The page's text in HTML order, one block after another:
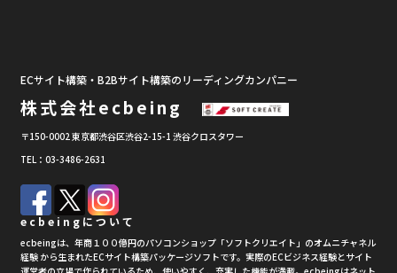
ECサイト構築・B2Bサイト構築のリーディングカンパニー
株式会社ecbeing
〒150-0002 東京都渋谷区渋谷2-15-1 渋谷クロスタワー
TEL：03-3486-2631
ecbeingについて
ecbeingは、年商１００億円のパソコンショップ「ソフトクリエイト」のオムニチャネル
経験 から生まれたECサイト構築パッケージソフトです。実際のECビジネス経験とサイト